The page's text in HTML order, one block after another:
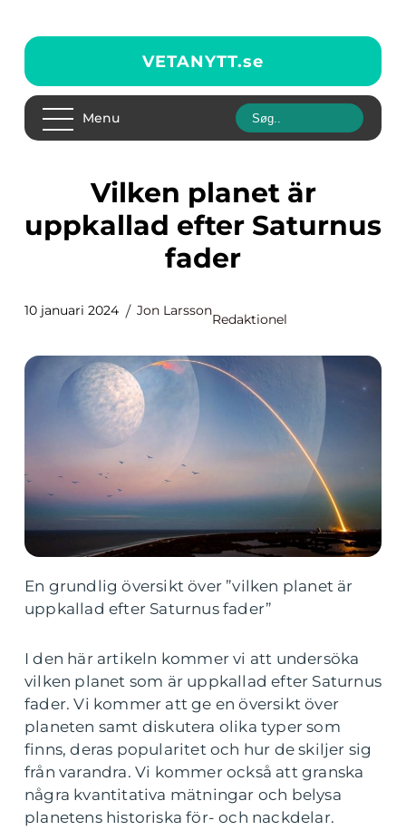
VETANYTT.se
Menu
Vilken planet är
uppkallad efter Saturnus
fader
10 januari 2024 Jon Larsson
Redaktionel
En grundlig översikt över ”vilken planet är
uppkallad efter Saturnus fader”
I den här artikeln kommer vi att undersöka
vilken planet som är uppkallad efter Saturnus
fader. Vi kommer att ge en översikt över
planeten samt diskutera olika typer som
finns, deras popularitet och hur de skiljer sig
från varandra. Vi kommer också att granska
några kvantitativa mätningar och belysa
planetens historiska för- och nackdelar.